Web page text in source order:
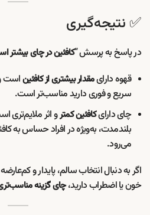
✅ نتیجه‌گیری
در پاسخ به پرسش “کافئین در چای بیشتر
قهوه دارایمقدار بیشتری از کافئیناست و
سریع و فوری دارید مناسب‌تر است.
چای دارایکافئین کمترو اثر ملایم‌تری
بلندمدت، به‌ویژه در افراد حساس به
می‌رود.
اگر به دنبال انتخاب سالم، پایدار و
خون یا اضطراب دارید،چای گزینه